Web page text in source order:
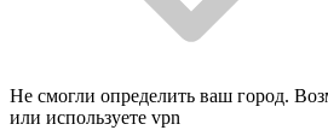
Не смогли определить ваш город.
или используете vpn